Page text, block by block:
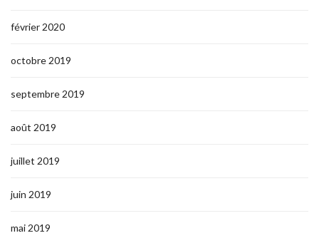
février 2020
octobre 2019
septembre 2019
août 2019
juillet 2019
juin 2019
mai 2019